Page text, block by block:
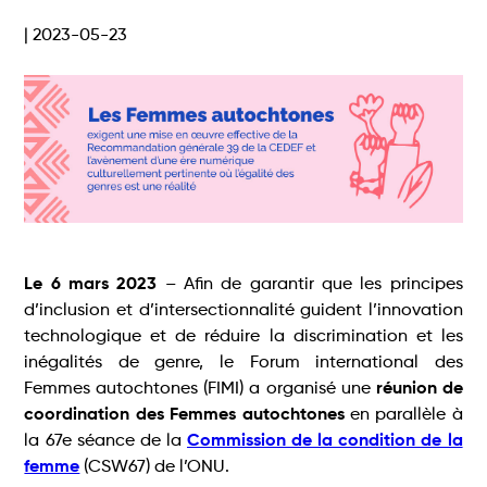
| 2023-05-23
Le 6 mars 2023 – Afin de garantir que les principes
d’inclusion et d’intersectionnalité guident l’innovation
technologique et de réduire la discrimination et les
inégalités de genre, le Forum international des
Femmes autochtones (FIMI) a organisé une réunion de
coordination des Femmes autochtonesen parallèle à
la 67e séance de la Commission de la condition de la
femme (CSW67) de l’ONU.